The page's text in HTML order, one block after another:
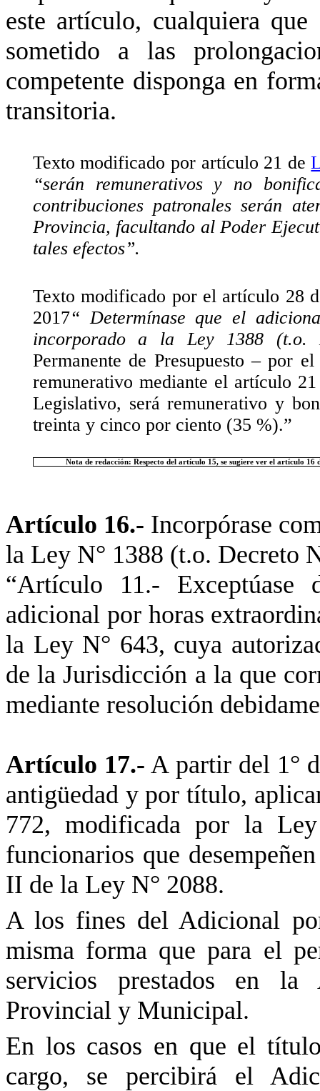
este artículo, cualquiera que
sometido a las
competente disponga en
transitoria.
Texto modificado por artículo 21 de
“serán remunerativos y no
contribuciones patronales serán
Provincia, facultando al Poder
tales efectos”.
Texto modificado por el artículo 28
2017“ Determínase que el
incorporado a la Ley 1388 (t.o.
Permanente de Presupuesto – por
remunerativo mediante el artículo
Legislativo, será remunerativo y
treinta y cinco por ciento (35 %).”
Nota de redacción: Respecto del artículo 15, se sugiere ver el artículo 16
Artículo 16.- Incorpórase
la Ley N° 1388 (t.o. Decreto
“Artículo 11.-
adicional por horas
la Ley N° 643, cuya
de la Jurisdicción a la que
mediante resolución
Artículo 17.- A partir del 1°
antigüedad y por título,
772, modificada por la
funcionarios que
II de la Ley N° 2088.
A los fines del Adicional
misma forma que para el
servicios prestados en la
Provincial y Municipal.
En los casos en que el
cargo, se percibirá el